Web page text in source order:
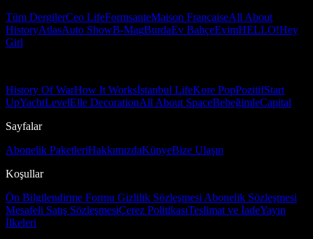
Tüm DergilerCeo LifeFormsanteMaison FrançaiseAll About
HistoryAtlasAuto ShowB-MagBurdaEv BahçeEvimHELLO!Hey
Girl
History Of WarHow It Worksİstanbul LifeKore PopPozitifStart
UpYachtLevelElle DecorationAll About SpaceBebeğimleCapital
Sayfalar
Abonelik PaketleriHakkımızdaKünyeBize Ulaşın
Koşullar
Ön Bilgilendirme Formu Gizlilik Sözleşmesi Abonelik Sözleşmesi
Mesafeli Satış SözleşmesiÇerez PolitikasıTeslimat ve İadeYayın
İlkeleri